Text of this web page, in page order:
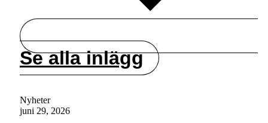
Se alla inlägg
Nyheter
juni 29, 2026